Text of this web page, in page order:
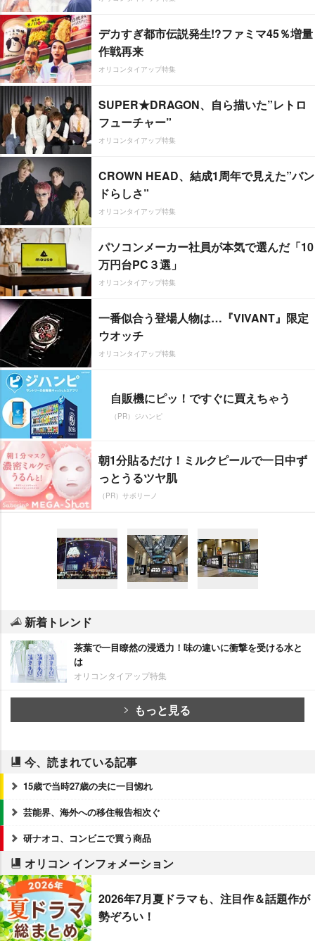
デカすぎ都市伝説発生!?ファミマ45％増量
作戦再来
オリコンタイアップ特集
SUPER★DRAGON、自ら描いた”レトロ
フューチャー”
オリコンタイアップ特集
CROWN HEAD、結成1周年で見えた”バン
ドらしさ”
オリコンタイアップ特集
パソコンメーカー社員が本気で選んだ「10
万円台PC３選」
オリコンタイアップ特集
一番似合う登場人物は…『VIVANT』限定
ウオッチ
オリコンタイアップ特集
自販機にピッ！ですぐに買えちゃう
（PR）ジハンピ
朝1分貼るだけ！ミルクピールで一日中ず
っとうるツヤ肌
（PR）サボリーノ
新着トレンド
茶葉で一目瞭然の浸透力！味の違いに衝撃を受ける水と
は
オリコンタイアップ特集
もっと見る
今、読まれている記事
15歳で当時27歳の夫に一目惚れ
芸能界、海外への移住報告相次ぐ
研ナオコ、コンビニで買う商品
オリコン インフォメーション
2026年7月夏ドラマも、注目作＆話題作が
勢ぞろい！